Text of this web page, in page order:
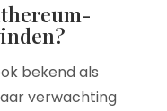
bekend als
verwachting